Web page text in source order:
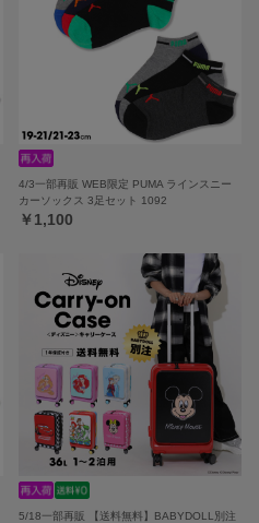
4/3一部再販 WEB限定 PUMA ラインスニー
カーソックス 3足セット 1092
￥1,100
5/18一部再販 【送料無料】BABYDOLL別注